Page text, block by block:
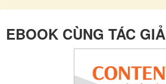
EBOOK CÙNG TÁC GIẢ